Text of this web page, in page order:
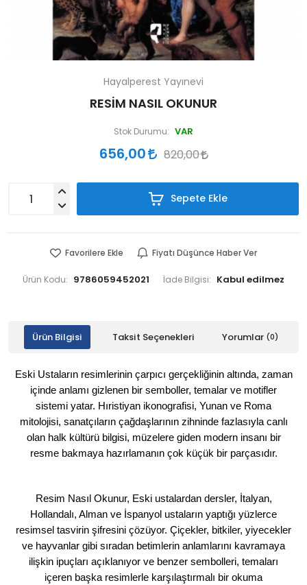
Hayalperest Yayınevi
RESİM NASIL OKUNUR
Stok Durumu: VAR
656,00 820,00
Sepete Ekle
Favorilere Ekle Fiyatı Düşünce Haber Ver
Ürün Kodu: 9786059452021 İade Bilgisi:
Ürün Bilgisi Taksit Seçenekleri Yorumlar (0)
Eski Ustaların resimlerinin çarpıcı gerçekliğinin altında, zaman
içinde anlamı gizlenen bir semboller, temalar ve motifler
sistemi yatar. Hıristiyan ikonografisi, Yunan ve Roma
mitolojisi, sanatçıların çağdaşlarının zihninde fazlasıyla canlı
olan halk kültürü bilgisi, müzelere giden modern insanı bir
resme bakmaya hazırlamanın çok küçük bir parçasıdır.
Resim Nasıl Okunur, Eski ustalardan dersler, İtalyan,
Hollandalı, Alman ve İspanyol ustaların yaptığı yüzlerce
resimsel tasvirin şifresini çözüyor. Çiçekler, bitkiler, yiyecekler
ve hayvanlar gibi sıradan betimlerin anlamlarını kavramaya
ilişkin ipuçları açıklanıyor ve benzer sembolleri, temaları
içeren başka resimlerle karşılaştırmalı bir okuma